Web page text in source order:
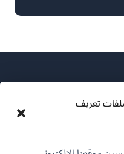
تعريف